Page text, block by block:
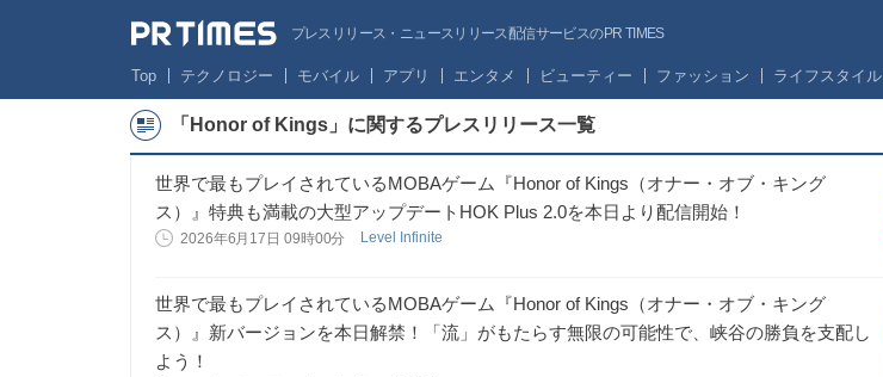
プレスリリース・ニュースリリース配信サービスのPR TIMES
Top テクノロジー モバイル アプリ エンタメ ビューティー ファッション ライフスタイル
「Honor of Kings」に関するプレスリリース一覧
世界で最もプレイされているMOBAゲーム『Honor of Kings（オナー・オブ・キング
ス）』特典も満載の大型アップデートHOK Plus 2.0を本日より配信開始！
2026年6月17日 09時00分 Level Infinite
世界で最もプレイされているMOBAゲーム『Honor of Kings（オナー・オブ・キング
ス）』新バージョンを本日解禁！「流」がもたらす無限の可能性で、峡谷の勝負を支配し
よう！